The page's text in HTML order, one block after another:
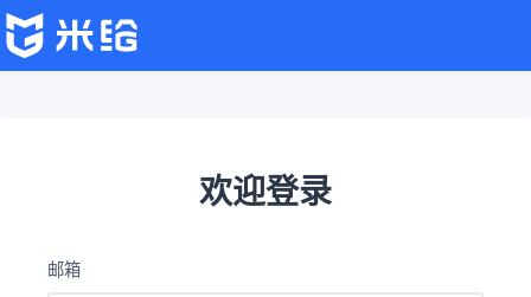
欢迎登录
邮箱